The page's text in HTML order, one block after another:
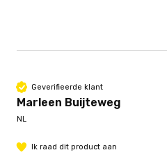
Geverifieerde klant
Marleen Buijteweg
NL
Ik raad dit product aan